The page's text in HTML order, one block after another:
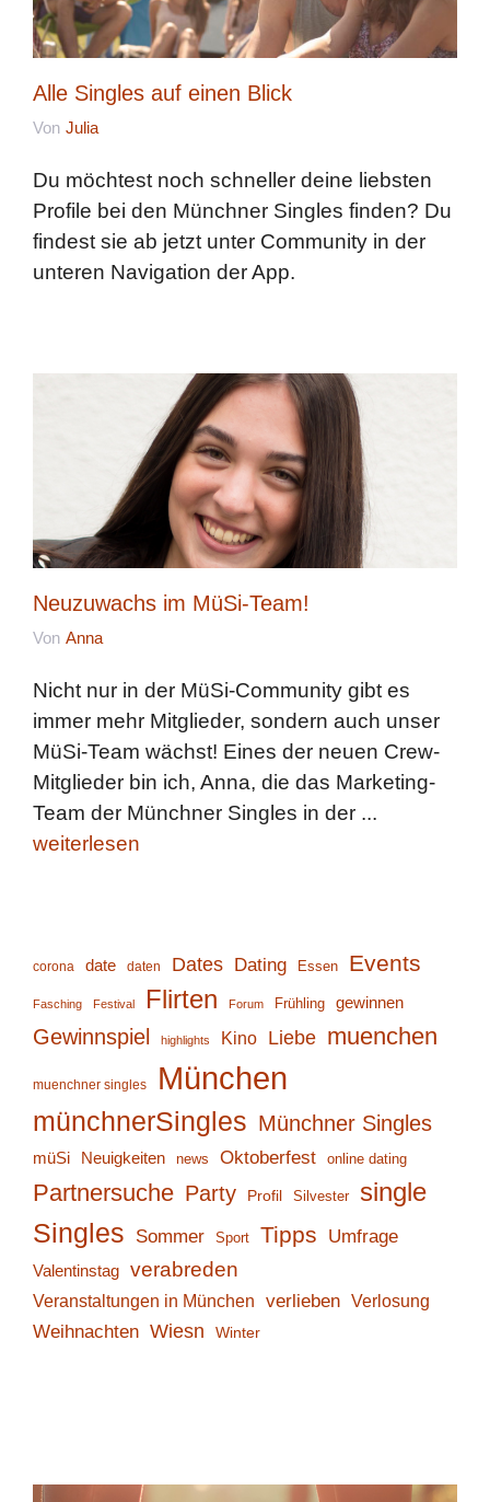
Alle Singles auf einen Blick
Von Julia
Du möchtest noch schneller deine liebsten
Profile bei den Münchner Singles finden? Du
findest sie ab jetzt unter Community in der
unteren Navigation der App.
Neuzuwachs im MüSi-Team!
Von Anna
Nicht nur in der MüSi-Community gibt es
immer mehr Mitglieder, sondern auch unser
MüSi-Team wächst! Eines der neuen Crew-
Mitglieder bin ich, Anna, die das Marketing-
Team der Münchner Singles in der ...
weiterlesen
corona date daten Dates Dating Essen Events
Fasching Festival Flirten Forum Frühling gewinnen
Gewinnspiel highlights Kino Liebe muenchen
muenchner singles München
münchnerSingles Münchner Singles
müSi Neuigkeiten news Oktoberfest online dating
Partnersuche Party Profil Silvester single
Singles Sommer Sport Tipps Umfrage
Valentinstag verabreden
Veranstaltungen in München verlieben Verlosung
Weihnachten Wiesn Winter